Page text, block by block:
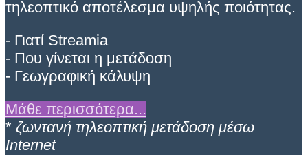
τηλεοπτικό αποτέλεσμα υψηλής ποιότητας.
- Γιατί Streamia
- Που γίνεται η μετάδοση
- Γεωγραφική κάλυψη
Μάθε περισσότερα...
* ζωντανή τηλεοπτική μετάδοση μέσω
Internet